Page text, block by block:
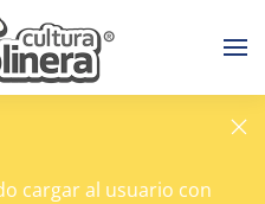
cargar al usuario con